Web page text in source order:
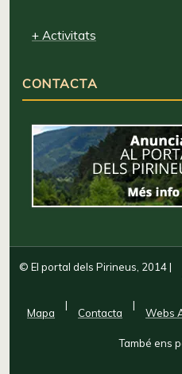
+ Activitats
CONTACTA
© El portal dels Pirineus, 2014|
Mapa
|
Contacta
|
Webs
També ens